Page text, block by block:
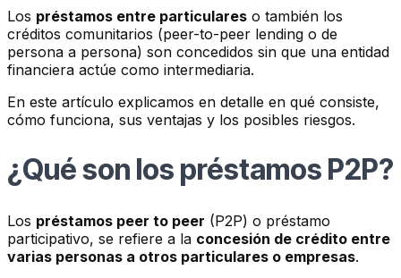
Los préstamos entre particulares o también los
créditos comunitarios (peer-to-peer lending o de
persona a persona) son concedidos sin que una entidad
financiera actúe como intermediaria.
En este artículo explicamos en detalle en qué consiste,
cómo funciona, sus ventajas y los posibles riesgos.
¿Qué son los préstamos P2P?
Los préstamos peer to peer (P2P) o préstamo
participativo, se refiere a la concesión de crédito entre
varias personas a otros particulares o empresas.